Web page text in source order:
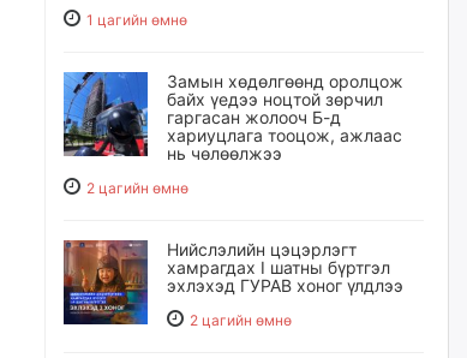
1 цагийн өмнө
Замын хөдөлгөөнд оролцож
байх үедээ ноцтой зөрчил
гаргасан жолооч Б-д
хариуцлага тооцож, ажлаас
нь чөлөөлжээ
2 цагийн өмнө
Нийслэлийн цэцэрлэгт
хамрагдах I шатны бүртгэл
эхлэхэд ГУРАВ хоног үлдлээ
2 цагийн өмнө